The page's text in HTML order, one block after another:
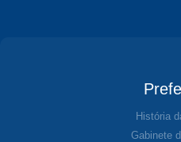
História
Gabinete